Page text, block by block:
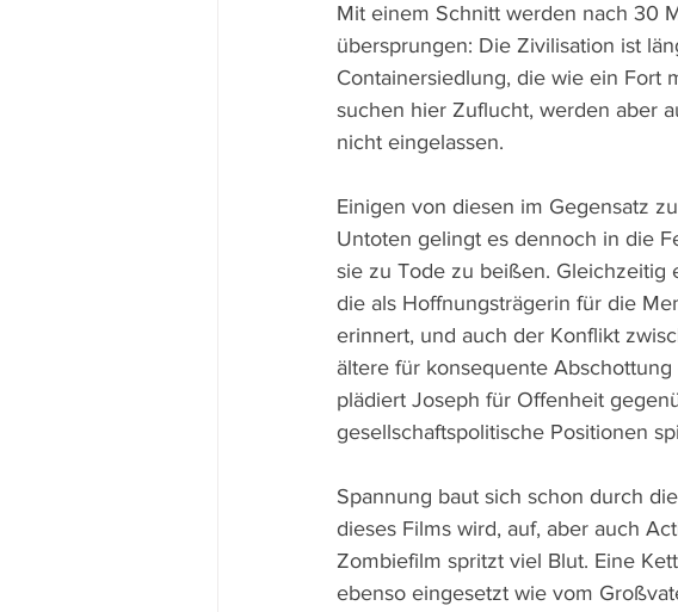
Mit einem Schnitt werden nach 30
übersprungen: Die Zivilisation ist
Containersiedlung, die wie ein Fort
suchen hier Zuflucht, werden aber
nicht eingelassen.
Einigen von diesen im Gegensatz
Untoten gelingt es dennoch in die
sie zu Tode zu beißen. Gleichzeitig
die als Hoffnungsträgerin für die
erinnert, und auch der Konflikt
ältere für konsequente
plädiert Joseph für Offenheit
gesellschaftspolitische Positionen
Spannung baut sich schon durch
dieses Films wird, auf, aber auch
Zombiefilm spritzt viel Blut. Eine
ebenso eingesetzt wie vom